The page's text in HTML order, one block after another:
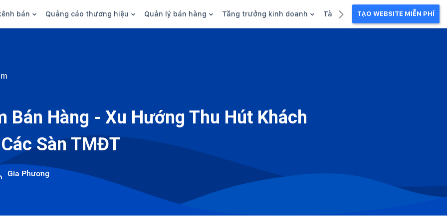
bán
social
sàn
Quảng cáo thương hiệu
Thương hiệu/Brand
Quản lý bán hàng
Tài chính
Nhân viên
Tăng trưởng kinh doanh Tài liệu kinh doanhTẠO WEBSITE MIỄN PHÍ
Bán Hàng - Xu Hướng Thu Hút Khách
Sàn TMĐT
Gia Phương